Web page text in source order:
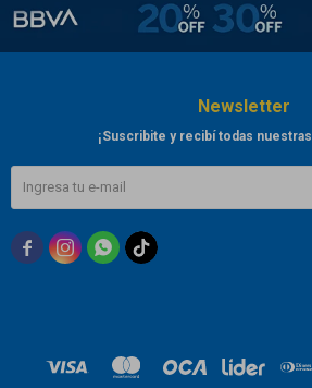
Newsletter
¡Suscribite y recibí todas
  